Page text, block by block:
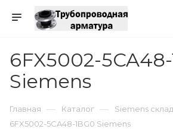
6FX5002-
Siemens
Главная — Каталог — Siemens склад
6FX5002-5CA48-1BG0 Siemens